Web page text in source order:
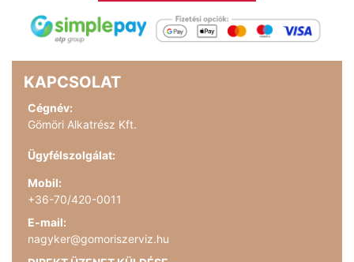
KAPCSOLAT
Cégnév:
Gömöri Alkatrész Kft.
Ügyfélszolgálat:
Mobil:
+36-70/420-0011
E-mail:
nagyker@gomoriszerviz.hu